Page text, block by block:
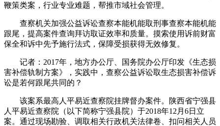
鞭策类案，行业专业难题，帮推市域社会管理。
查察机关加强公益诉讼查察本能机能取刑事查察本能机能
跟尾，提高案件查询拜访取证效率和质量。摸索使用诉前财富
保全和诉中先予施行法式，保障受损获得无效修复。
记者：2017年，地方办公厅、国务院办公厅印发《生态损
害补偿轨制方案》，实践中，查察公益诉讼取生态损害补偿诉
讼是若何跟尾共同的？
该案系最高人平易近查察院挂牌督办案件。陕西省宁强县
人平易近查察院（以下简称宁强县院）于2018年12月6日立
案。通过现场勘验、调取相关行政机关法律卷、扣问相关人员